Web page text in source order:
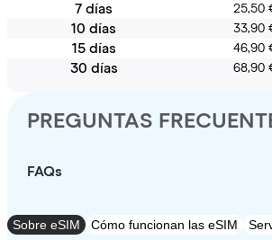
7 días 25,50
10 días 33,90
15 días 46,90
30 días 68,90
PREGUNTAS
FAQs
Sobre eSIM Cómo funcionan las eSIM